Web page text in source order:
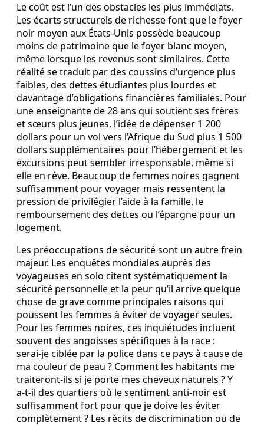
Le coût est l’un des obstacles les plus immédiats.
Les écarts structurels de richesse font que le foyer
noir moyen aux États-Unis possède beaucoup
moins de patrimoine que le foyer blanc moyen,
même lorsque les revenus sont similaires. Cette
réalité se traduit par des coussins d’urgence plus
faibles, des dettes étudiantes plus lourdes et
davantage d’obligations financières familiales. Pour
une enseignante de 28 ans qui soutient ses frères
et sœurs plus jeunes, l’idée de dépenser 1 200
dollars pour un vol vers l’Afrique du Sud plus 1 500
dollars supplémentaires pour l’hébergement et les
excursions peut sembler irresponsable, même si
elle en rêve. Beaucoup de femmes noires gagnent
suffisamment pour voyager mais ressentent la
pression de privilégier l’aide à la famille, le
remboursement des dettes ou l’épargne pour un
logement.
Les préoccupations de sécurité sont un autre frein
majeur. Les enquêtes mondiales auprès des
voyageuses en solo citent systématiquement la
sécurité personnelle et la peur qu’il arrive quelque
chose de grave comme principales raisons qui
poussent les femmes à éviter de voyager seules.
Pour les femmes noires, ces inquiétudes incluent
souvent des angoisses spécifiques à la race :
serai‑je ciblée par la police dans ce pays à cause de
ma couleur de peau ? Comment les habitants me
traiteront-ils si je porte mes cheveux naturels ? Y
a‑t‑il des quartiers où le sentiment anti-noir est
suffisamment fort pour que je doive les éviter
complètement ? Les récits de discrimination ou de